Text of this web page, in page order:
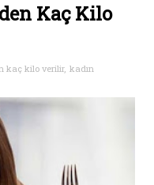
Kaç Kilo
kaç kilo verilir, kadın